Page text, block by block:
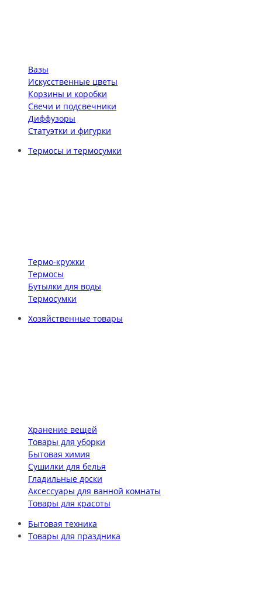
Вазы
Искусственные цветы
Корзины и коробки
Свечи и подсвечники
Диффузоры
Статуэтки и фигурки
Термосы и термосумки
Термо-кружки
Термосы
Бутылки для воды
Термосумки
Хозяйственные товары
Хранение вещей
Товары для уборки
Бытовая химия
Сушилки для белья
Гладильные доски
Аксессуары для ванной комнаты
Товары для красоты
Бытовая техника
Товары для праздника